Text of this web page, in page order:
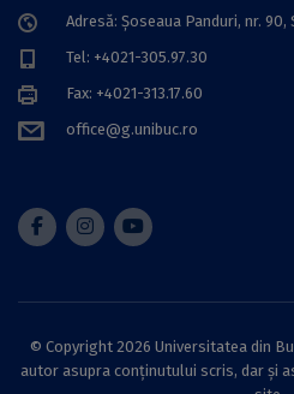
Adresă: Șoseaua Panduri, nr.
Tel: +4021-305.97.30
Fax: +4021-313.17.60
office@g.unibuc.ro
© Copyright 2026 Universitatea din
autor asupra conținutului scris, dar și